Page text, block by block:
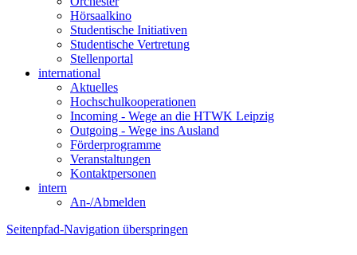
Hörsaalkino
Studentische Initiativen
Studentische Vertretung
Stellenportal
international
Aktuelles
Hochschulkooperationen
Incoming - Wege an die HTWK Leipzig
Outgoing - Wege ins Ausland
Förderprogramme
Veranstaltungen
Kontaktpersonen
intern
An-/Abmelden
Seitenpfad-Navigation überspringen